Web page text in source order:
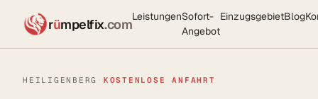
rümpelfix.comLeistungenSofort-
Angebot
EinzugsgebietBlog
HEILIGENBERG · KOSTENLOSE ANFAHRT